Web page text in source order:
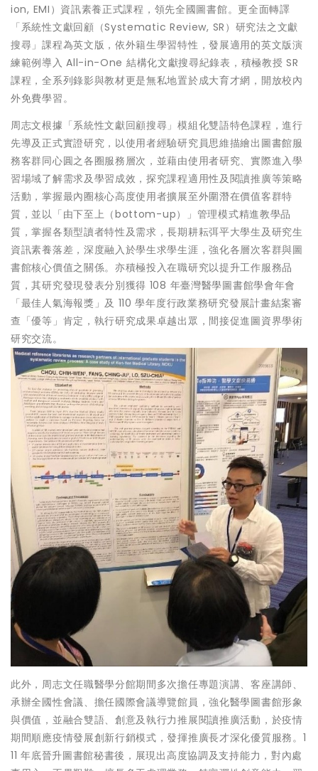
ion, EMI）資訊素養正式課程，領先全國圖書館。更全面轉譯
「系統性文獻回顧（Systematic Review, SR）研究法之文獻
搜尋」課程為英文版，依外籍生學習特性，發展適用的英文版演
練範例導入 All-in-One 結構化文獻搜尋紀錄表，積極教授 SR
課程，全系列錄影與教材更是無私地置於成大育才網，開放校內
外免費學習。
周志文根據「系統性文獻回顧搜尋」模組化雙語特色課程，進行
先導及正式實證研究，以使用者經驗研究員思維描繪出圖書館服
務客群同心圓之各圈服務層次，並藉由使用者研究、實際進入學
習場域了解需求及學習成效，探究課程適用性及閱讀推廣等策略
活動，掌握最內圈核心高度使用者擴展至外圍潛在價值客群特
質，並以「由下至上（bottom-up）」管理模式精進教學品
質，掌握各類型讀者特性及需求，長期耕耘弭平大學生及研究生
資訊素養落差，深度融入於學生求學生涯，強化各層次客群與圖
書館核心價值之關係。亦積極投入在職研究以提升工作服務品
質，其研究發現發表分別獲得 108 年臺灣醫學圖書館學會年會
「最佳人氣海報獎」及 110 學年度行政業務研究發展計畫結案審
查「優等」肯定，執行研究成果卓越出眾，間接促進圖資界學術
研究交流。
此外，周志文任職醫學分館期間多次擔任專題演講、客座講師、
承辦全國性會議、擔任國際會議導覽館員，強化醫學圖書館形象
與價值，並融合雙語、創意及執行力推展閱讀推廣活動，於疫情
期間順應疫情發展創新行銷模式，發揮推廣長才深化優質服務。1
11 年底晉升圖書館秘書後，展現出高度協調及支持能力，對內處